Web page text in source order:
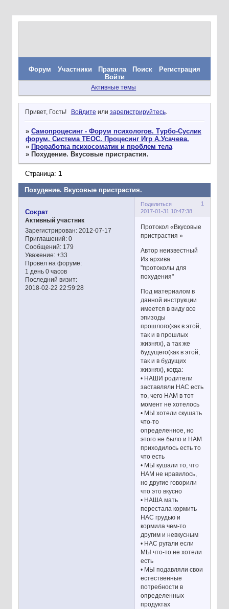
Форум Участники Правила Поиск
Регистрация
Войти
Активные темы
Привет, Гость! Войдите или зарегистрируйтесь.
» Самопроцесинг - Форум психологов. Турбо-Суслик
форум. Система ТЕОС. Процесинг Игр А.Усачева.
» Проработка психосоматик и проблем тела
» Похудение. Вкусовые пристрастия.
Похудение. Вкусовые пристрастия.
Страница: 1
Поделиться
1
2017-01-31 10:47:38
Сократ
Активный участник
Зарегистрирован: 2012-07-17
Приглашений:0
Сообщений:179
Уважение: +33
Провел на форуме:
1 день 0 часов
Последний визит:
2018-02-22 22:59:28
Протокол «Вкусовые
пристрастия »
Автор неизвестный
Из архива
"протоколы для
похудения"
Под материалом в
данной инструкции
имеется в виду все
эпизоды
прошлого(как в этой,
так и в прошлых
жизнях), а так же
будущего(как в этой,
так и в будущих
жизнях), когда:
• НАШИ родители
заставляли НАС есть
то, чего НАМ в тот
момент не хотелось
• МЫ хотели скушать
что-то
определенное, но
этого не было и НАМ
приходилось есть то
что есть
• МЫ кушали то, что
НАМ не нравилось,
но другие говорили
что это вкусно
• НАША мать
перестала кормить
НАС грудью и
кормила чем-то
другим и невкусным
• НАС ругали если
МЫ что-то не хотели
есть
• МЫ подавляли свои
естественные
потребности в
определенных
продуктах